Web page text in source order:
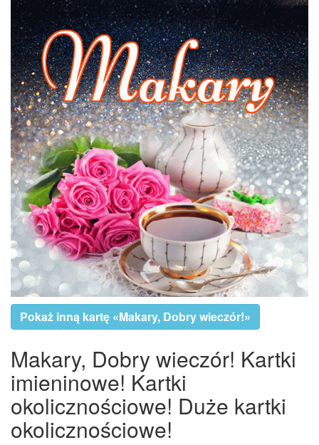
Pokaż inną kartę «Makary, Dobry wieczór!»
Makary, Dobry wieczór! Kartki
imieninowe! Kartki
okolicznościowe! Duże kartki
okolicznościowe!